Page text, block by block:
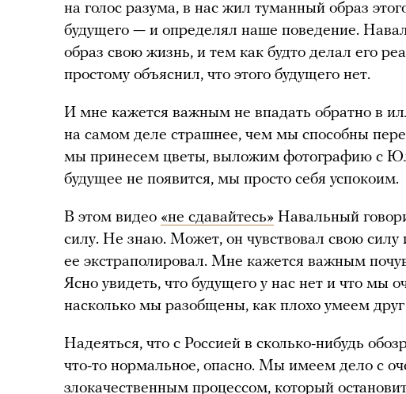
на голос разума, в нас жил туманный образ
будущего — и определял наше поведение.
образ свою жизнь, и тем как будто делал его
простому объяснил, что этого будущего нет.
И мне кажется важным не впадать обратно в
на самом деле страшнее, чем мы способны
мы принесем цветы, выложим фотографию с
будущее не появится, мы просто себя успокоим.
В этом видео «не сдавайтесь» Навальный
силу. Не знаю. Может, он чувствовал свою силу
ее экстраполировал. Мне кажется важным
Ясно увидеть, что будущего у нас нет и что мы
насколько мы разобщены, как плохо умеем друг
Надеяться, что с Россией в сколько-нибудь
что-то нормальное, опасно. Мы имеем дело с
злокачественным процессом, который